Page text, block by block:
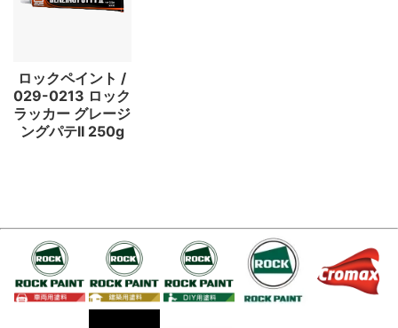
ロックペイント /
029-0213 ロック
ラッカー グレージ
ングパテII 250g